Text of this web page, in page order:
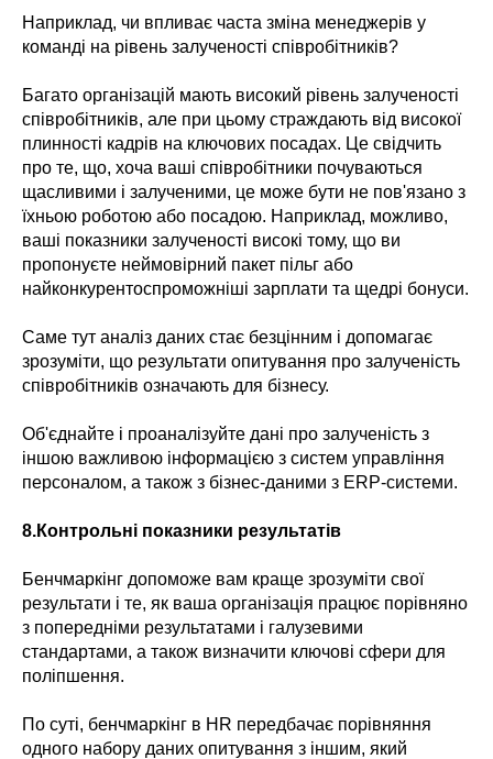
Наприклад, чи впливає часта зміна менеджерів у
команді на рівень залученості співробітників?
Багато організацій мають високий рівень залученості
співробітників, але при цьому страждають від високої
плинності кадрів на ключових посадах. Це свідчить
про те, що, хоча ваші співробітники почуваються
щасливими і залученими, це може бути не пов'язано з
їхньою роботою або посадою. Наприклад, можливо,
ваші показники залученості високі тому, що ви
пропонуєте неймовірний пакет пільг або
найконкурентоспроможніші зарплати та щедрі бонуси.
Саме тут аналіз даних стає безцінним і допомагає
зрозуміти, що результати опитування про залученість
співробітників означають для бізнесу.
Об'єднайте і проаналізуйте дані про залученість з
іншою важливою інформацією з систем управління
персоналом, а також з бізнес-даними з ERP-системи.
8.Контрольні показники результатів
Бенчмаркінг допоможе вам краще зрозуміти свої
результати і те, як ваша організація працює порівняно
з попередніми результатами і галузевими
стандартами, а також визначити ключові сфери для
поліпшення.
По суті, бенчмаркінг в HR передбачає порівняння
одного набору даних опитування з іншим, який